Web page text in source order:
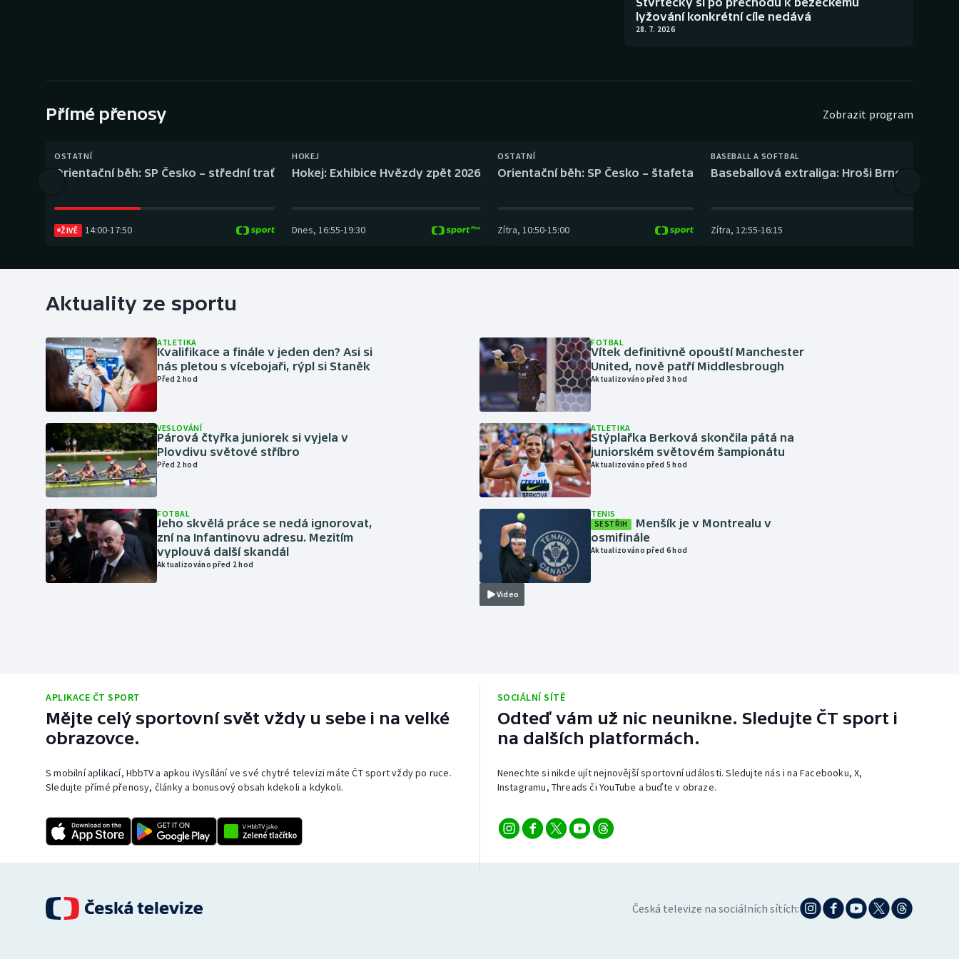
Gymnastika Plážový volejbal
lyžování konkrétní cíle nedává
28. 7. 2026
Přímé přenosy Zobrazit program
OSTATNÍ
Orientační běh: SP Česko – střední trať
ŽIVĚ 14:00-17:50
HOKEJ
Hokej: Exhibice Hvězdy zpět 2026
Dnes, 16:55-19:30
OSTATNÍ
Orientační běh: SP Česko – štafeta
Zítra, 10:50-15:00
BASEBALL A SOFTBAL
Baseballová extraliga: Hroši Brno – Eagles
Zítra, 12:55-16:15
Aktuality ze sportu
ATLETIKA
Kvalifikace a finále v jeden den? Asi si
nás pletou s vícebojaři, rýpl si Staněk
Před 2 hod
VESLOVÁNÍ
Párová čtyřka juniorek si vyjela v
Plovdivu světové stříbro
Před 2 hod
FOTBAL
Jeho skvělá práce se nedá ignorovat,
zní na Infantinovu adresu. Mezitím
vyplouvá další skandál
Aktualizováno před 2 hod
FOTBAL
Vítek definitivně opouští Manchester
United, nově patří Middlesbrough
Aktualizováno před 3 hod
ATLETIKA
Stýplařka Berková skončila pátá na
juniorském světovém šampionátu
Aktualizováno před 5 hod
Video
TENIS
SESTŘIH
Menšík je v Montrealu v
osmifinále
Aktualizováno před 6 hod
APLIKACE ČT SPORT
Mějte celý sportovní svět vždy u sebe i na velké
obrazovce.
S mobilní aplikací, HbbTV a apkou iVysílání ve své chytré televizi máte ČT sport vždy po ruce.
Sledujte přímé přenosy, články a bonusový obsah kdekoli a kdykoli.
SOCIÁLNÍ SÍTĚ
Odteď vám už nic neunikne. Sledujte ČT sport i
na dalších platformách.
Nenechte si nikde ujít nejnovější sportovní události. Sledujte nás i na Facebooku, X,
Instagramu, Threads či YouTube a buďte v obraze.
Česká televize na sociálních sítích: